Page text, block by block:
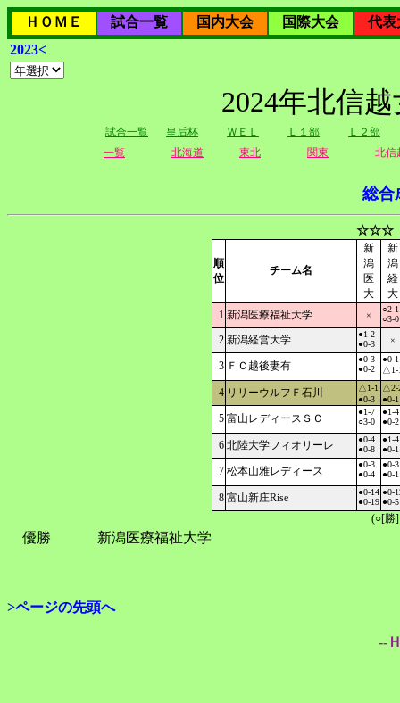
ＨＯＭＥ 試合一覧 国内大会 国際大会
代表
2023<
2024年北信
試合一覧 皇后杯 ＷＥＬ Ｌ１部
Ｌ２部
一覧
北海道 東北 関東 北信
総合
☆☆☆
順
位
チーム名
新
潟
医
大
新
潟
経
大
1 新潟医療福祉大学 ×
○2-1
○3-0
2 新潟経営大学
●1-2
●0-3
×
3 ＦＣ越後妻有
●0-3
●0-2
●0-1
△1-
4 リリーウルフＦ石川
△1-1
●0-3
△2-
●0-1
5 富山レディースＳＣ
●1-7
○3-0
●1-4
●0-2
6 北陸大学フィオリーレ
●0-4
●0-8
●1-4
●0-1
7 松本山雅レディース
●0-3
●0-4
●0-3
●0-1
8 富山新庄Rise
●0-14
●0-19
●0-
●0-5
(○[勝
優勝 新潟医療福祉大学
>ページの先頭へ
--